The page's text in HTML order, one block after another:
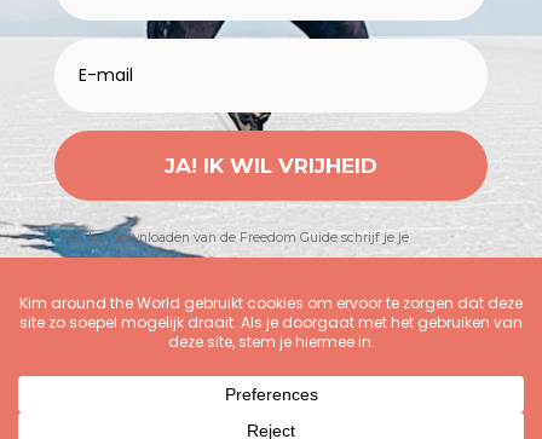
JA! IK WIL VRIJHEID
*Met het downloaden van de Freedom Guide schrijf je je